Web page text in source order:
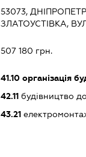
53073,
ЗЛАТОУСТІВКА,
507 180 грн.
41.10організація
42.11будівництво
43.21